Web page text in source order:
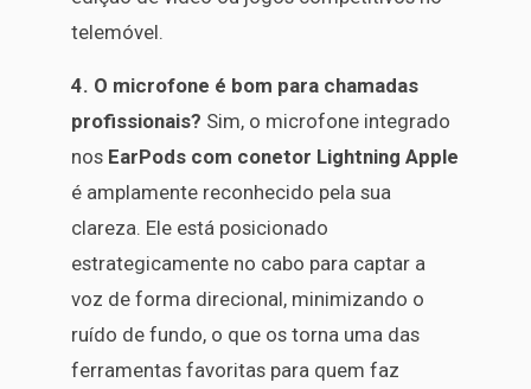
telemóvel.
4. O microfone é bom para chamadas
profissionais? Sim, o microfone integrado
nos EarPods com conetor Lightning Apple
é amplamente reconhecido pela sua
clareza. Ele está posicionado
estrategicamente no cabo para captar a
voz de forma direcional, minimizando o
ruído de fundo, o que os torna uma das
ferramentas favoritas para quem faz